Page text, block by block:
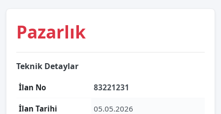
Pazarlık
Teknik Detaylar
İlan No 83221231
İlan Tarihi 05.05.2026